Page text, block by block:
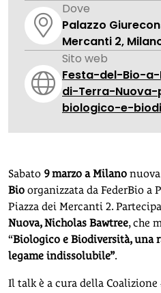
Dove
Palazzo
Mercanti 2,
Sito web
Festa-del-Bio-
di-Terra-
biologico-e-
Sabato 9 marzo a Milano
Bio organizzata da FederBio a
Piazza dei Mercanti 2.
Nuova, Nicholas Bawtree, che
“Biologico e Biodiversità, una
legame indissolubile”.
Il talk è a cura della